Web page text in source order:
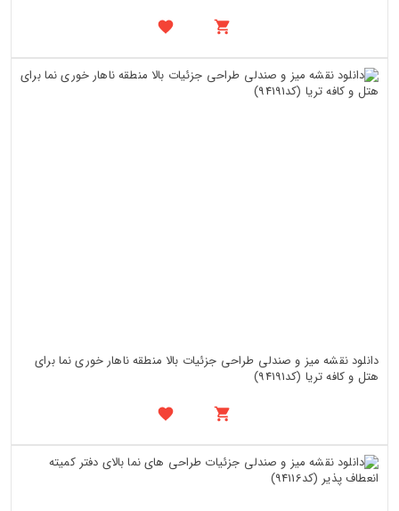
دانلود نقشه میز و صندلی طراحی جزئیات بالا منطقه ناهار خوری نما برای
هتل و کافه تریا (کد94191)